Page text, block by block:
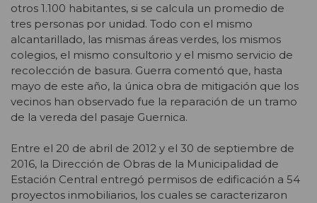
otros 1.100 habitantes, si se calcula un promedio de
tres personas por unidad. Todo con el mismo
alcantarillado, las mismas áreas verdes, los mismos
colegios, el mismo consultorio y el mismo servicio de
recolección de basura. Guerra comentó que, hasta
mayo de este año, la única obra de mitigación que los
vecinos han observado fue la reparación de un tramo
de la vereda del pasaje Guernica.
Entre el 20 de abril de 2012 y el 30 de septiembre de
2016, la Dirección de Obras de la Municipalidad de
Estación Central entregó permisos de edificación a 54
proyectos inmobiliarios, los cuales se caracterizaron